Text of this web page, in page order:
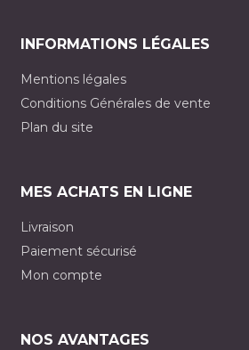
INFORMATIONS LÉGALES
Mentions légales
Conditions Générales de vente
Plan du site
MES ACHATS EN LIGNE
Livraison
Paiement sécurisé
Mon compte
NOS AVANTAGES